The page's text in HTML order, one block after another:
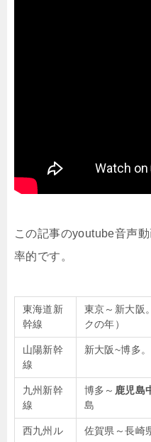
この記事のyoutube音声
率的です。
東海道新
幹線
東京～新大阪
クの年）
山陽新幹
線
新大阪~博多。
九州新幹
線
博多～ 鹿児島
島
西九州ル
佐賀県～長崎